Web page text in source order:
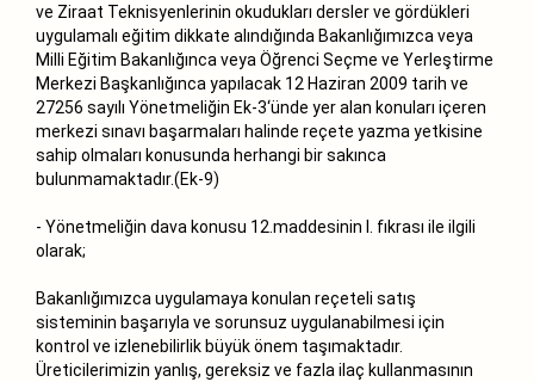
ve Ziraat Teknisyenlerinin okudukları dersler ve gördükleri
uygulamalı eğitim dikkate alındığında Bakanlığımızca veya
Milli Eğitim Bakanlığınca veya Öğrenci Seçme ve Yerleştirme
Merkezi Başkanlığınca yapılacak 12 Haziran 2009 tarih ve
27256 sayılı Yönetmeliğin Ek-3‘ünde yer alan konuları içeren
merkezi sınavı başarmaları halinde reçete yazma yetkisine
sahip olmaları konusunda herhangi bir sakınca
bulunmamaktadır.(Ek-9)
- Yönetmeliğin dava konusu 12.maddesinin l. fıkrası ile ilgili
olarak;
Bakanlığımızca uygulamaya konulan reçeteli satış
sisteminin başarıyla ve sorunsuz uygulanabilmesi için
kontrol ve izlenebilirlik büyük önem taşımaktadır.
Üreticilerimizin yanlış, gereksiz ve fazla ilaç kullanmasının